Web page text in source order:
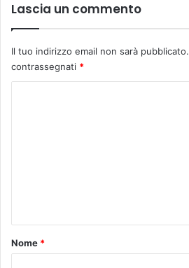
t
a
i
o
n
n
t
i
o
r
Lascia un commento
Il tuo indirizzo email non sarà pubblicato.
contrassegnati *
o
Nome *